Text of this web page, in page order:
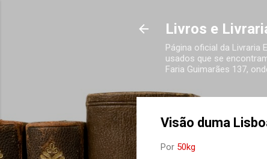
Livros e
Página oficial da Livraria
usados que se
Faria Guimarães 137,
Visão duma
Por 50kg